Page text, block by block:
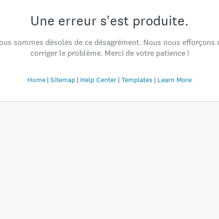
Une erreur s'est produite.
sommes désolés de ce désagrément. Nous nous efforçons
corriger le problème. Merci de votre patience !
Home Sitemap Help Center Templates Learn More